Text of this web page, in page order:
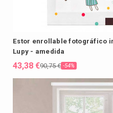
Estor enrollable fotográfico
Lupy - amedida
43,38 €90,75 € -54%